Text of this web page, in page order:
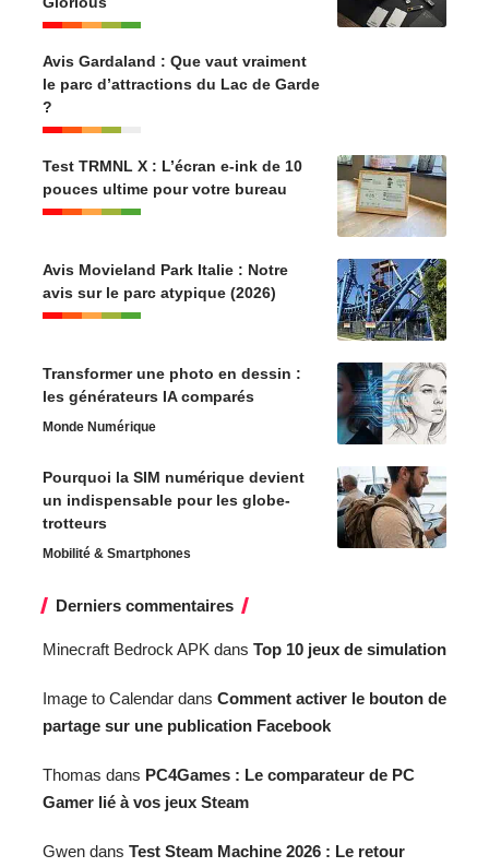
Avis Gardaland : Que vaut vraiment
le parc d’attractions du Lac de Garde
?
Test TRMNL X : L’écran e-ink de 10
pouces ultime pour votre bureau
Avis Movieland Park Italie : Notre
avis sur le parc atypique (2026)
Transformer une photo en dessin :
les générateurs IA comparés
Monde Numérique
Pourquoi la SIM numérique devient
un indispensable pour les globe-
trotteurs
Mobilité & Smartphones
Derniers commentaires
Minecraft Bedrock APK dans Top 10 jeux de simulation
Image to Calendar dans Comment activer le bouton de
partage sur une publication Facebook
Thomas dans PC4Games : Le comparateur de PC
Gamer lié à vos jeux Steam
Gwen dans Test Steam Machine 2026 : Le retour